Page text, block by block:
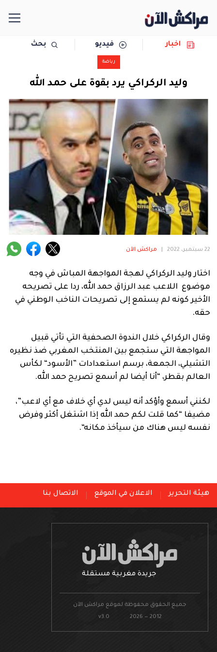
سياسة
رياضة
المرأة
فنية
اخبار فيديو بحث
رياضة
وليد الركراكي يرد بقوة على حمد الله
22 سبتمبر، 2022 مراكش الآن
اختار وليد الركراكي لهجة المواجهة المباش في وجه
موضوع اللاعب عبد الرزاق حمد الله، ردا على تصريحه
الأخير كونه لم يستمع إلى تصريحات الناخب الوطني في
حقه.
وقال الركراكي خلال الندوة الصحفية التي تأتي قبيل
المواجهة التي ستجمع بين المنتخب المغربي ضذ نظيره
التشيلي، الجمعة، برسم استعدادات ”الأسود“ لكأس
العالم بقطر، “أنا أيضا لم أسمع تصريح حمد الله.
لكنني أسمع وأؤكد أنه ليس لدي أي خلاف مع أي لاعب”،
مضيفا “كما قلت لكم حمد الله إذا اشتغل أكثر وفرض
نفسه ليس هناك من سيأخذ مكانه“.
هيئة التحرير الاعلان في الموقع الاتصال بنا
جريدة مغربية مستقلة
جميع الحقوق محفوظة لموقع مراكش الآن
v3.0 2026 — 2012